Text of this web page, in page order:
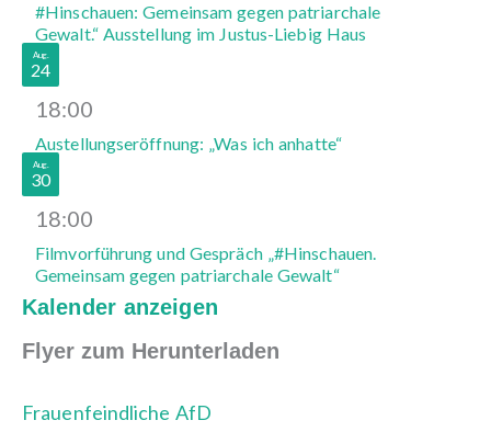
#Hinschauen: Gemeinsam gegen patriarchale
Gewalt.“ Ausstellung im Justus-Liebig Haus
Aug.
24
18:00
Austellungseröffnung: „Was ich anhatte“
Aug.
30
18:00
Filmvorführung und Gespräch „#Hinschauen.
Gemeinsam gegen patriarchale Gewalt“
Kalender anzeigen
Flyer zum Herunterladen
Frauenfeindliche AfD